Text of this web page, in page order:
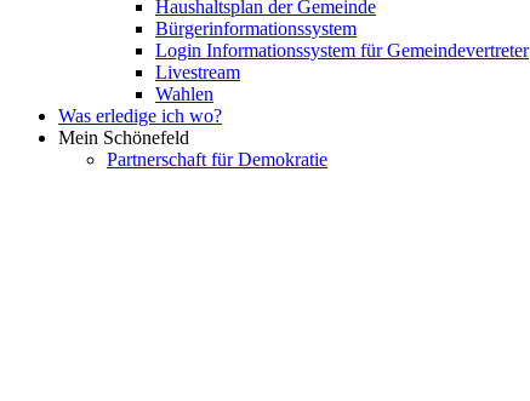
Haushaltsplan der Gemeinde
Bürgerinformationssystem
Login Informationssystem für Gemeindevertreter
Livestream
Wahlen
Was erledige ich wo?
Mein Schönefeld
Partnerschaft für Demokratie